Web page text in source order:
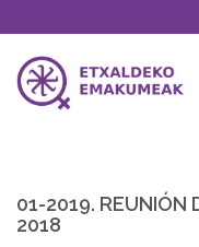
01-2019. REUNIÓN
2018